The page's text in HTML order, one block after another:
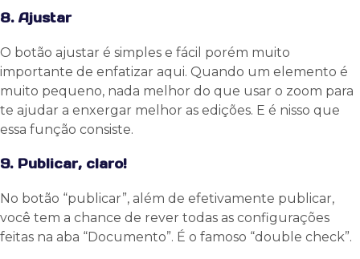
8. Ajustar
O botão ajustar é simples e fácil porém muito
importante de enfatizar aqui. Quando um elemento é
muito pequeno, nada melhor do que usar o zoom para
te ajudar a enxergar melhor as edições. E é nisso que
essa função consiste.
9. Publicar, claro!
No botão “publicar”, além de efetivamente publicar,
você tem a chance de rever todas as configurações
feitas na aba “Documento”. É o famoso “double check”.